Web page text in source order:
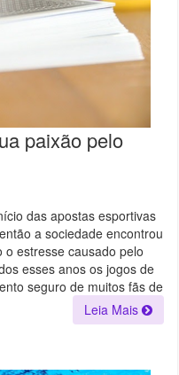
paixão pelo
das apostas esportivas
a sociedade encontrou
estresse causado pelo
esses anos os jogos de
seguro de muitos fãs de
Leia Mais